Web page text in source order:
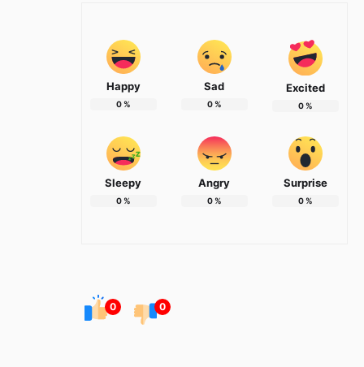
Happy
0%
Sad
0%
Excited
0%
Sleepy
0%
Angry
0%
Surprise
0%
0 0